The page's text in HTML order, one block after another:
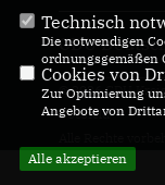
CDU
© 2026 CDU
Coesfeld
Technisch
Die notwendigen
ordnungsgemäßen
Cookies von
Zur Optimierung
Angebote von
Alle akzeptieren